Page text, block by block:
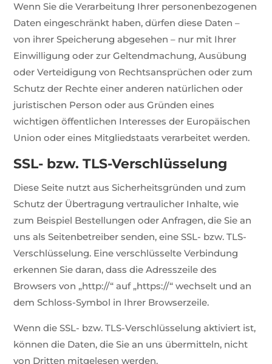
Wenn Sie die Verarbeitung Ihrer personenbezogenen
Daten eingeschränkt haben, dürfen diese Daten –
von ihrer Speicherung abgesehen – nur mit Ihrer
Einwilligung oder zur Geltendmachung, Ausübung
oder Verteidigung von Rechtsansprüchen oder zum
Schutz der Rechte einer anderen natürlichen oder
juristischen Person oder aus Gründen eines
wichtigen öffentlichen Interesses der Europäischen
Union oder eines Mitgliedstaats verarbeitet werden.
SSL- bzw. TLS-Verschlüsselung
Diese Seite nutzt aus Sicherheitsgründen und zum
Schutz der Übertragung vertraulicher Inhalte, wie
zum Beispiel Bestellungen oder Anfragen, die Sie an
uns als Seitenbetreiber senden, eine SSL- bzw. TLS-
Verschlüsselung. Eine verschlüsselte Verbindung
erkennen Sie daran, dass die Adresszeile des
Browsers von „http://“ auf „https://“ wechselt und an
dem Schloss-Symbol in Ihrer Browserzeile.
Wenn die SSL- bzw. TLS-Verschlüsselung aktiviert ist,
können die Daten, die Sie an uns übermitteln, nicht
von Dritten mitgelesen werden.